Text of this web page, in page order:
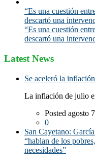
“Es una cuestión
descartó una
“Es una cuestión
descartó una
Latest News
Se aceleró la
La inflación de julio
Posted agosto
0
San Cayetano:
“hablan de los
necesidades”